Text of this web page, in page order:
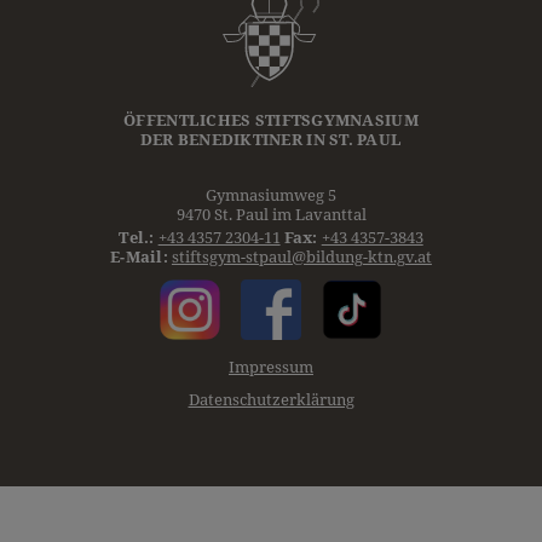
ÖFFENTLICHES STIFTSGYMNASIUM
DER BENEDIKTINERIN ST. PAUL
Gymnasiumweg 5
9470 St. Paul im Lavanttal
Tel.: +43 4357 2304-11 Fax: +43 4357-3843
E-Mail: stiftsgym-stpaul@bildung-ktn.gv.at
Impressum
Datenschutzerklärung